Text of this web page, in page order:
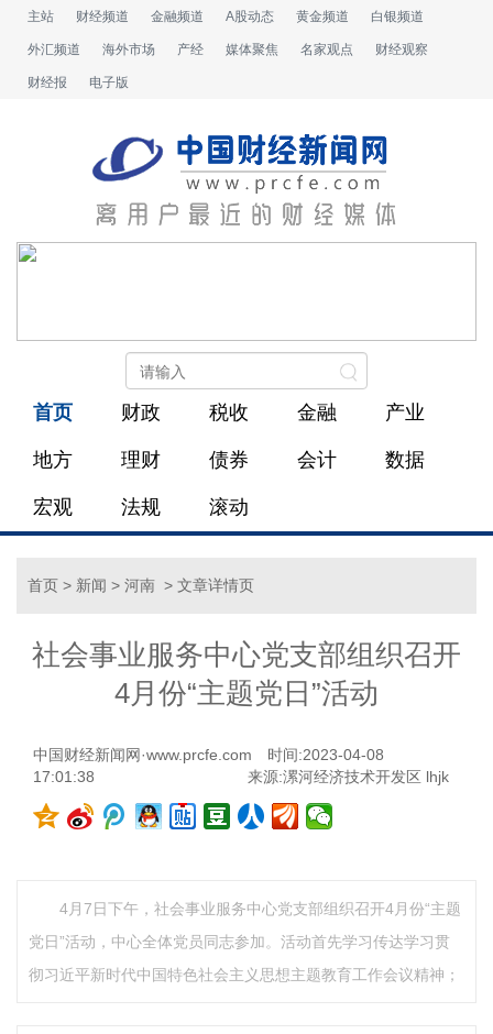
主站 财经频道 金融频道 A股动态 黄金频道 白银频道
外汇频道 海外市场 产经 媒体聚焦 名家观点 财经观察
财经报 电子版
首页 财政 税收 金融 产业
地方 理财 债券 会计 数据
宏观 法规 滚动
首页 > 新闻 > 河南 > 文章详情页
社会事业服务中心党支部组织召开
4月份“主题党日”活动
中国财经新闻网·www.prcfe.com
时间:2023-04-08
17:01:38
来源:漯河经济技术开发区 lhjk
4月7日下午，社会事业服务中心党支部组织召开4月份“主题
党日”活动，中心全体党员同志参加。活动首先学习传达学习贯
彻习近平新时代中国特色社会主义思想主题教育工作会议精神；